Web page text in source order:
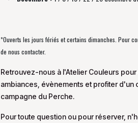
*Ouverts les jours fériés et certains dimanches. Pour
de nous contacter.
Retrouvez-nous à l'Atelier Couleurs
ambiances, évènements et profiter d'un
campagne du Perche.
Pour toute question ou pour réserver,